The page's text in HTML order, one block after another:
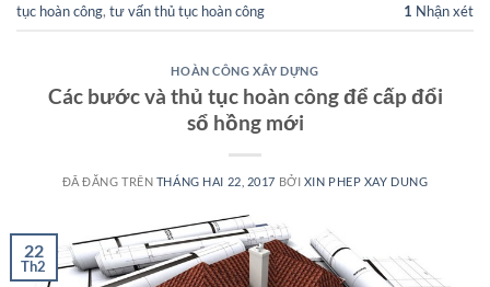
tục hoàn công, tư vấn thủ tục hoàn công 1 Nhận xét
HOÀN CÔNG XÂY DỰNG
Các bước và thủ tục hoàn công để cấp đổi
sổ hồng mới
ĐÃ ĐĂNG TRÊN THÁNG HAI 22, 2017 BỞI XIN PHEP XAY DUNG
22
Th2